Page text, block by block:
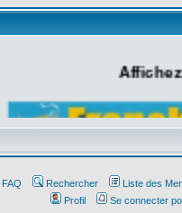
FAQ Rechercher
Liste des
Profil
Se connecter